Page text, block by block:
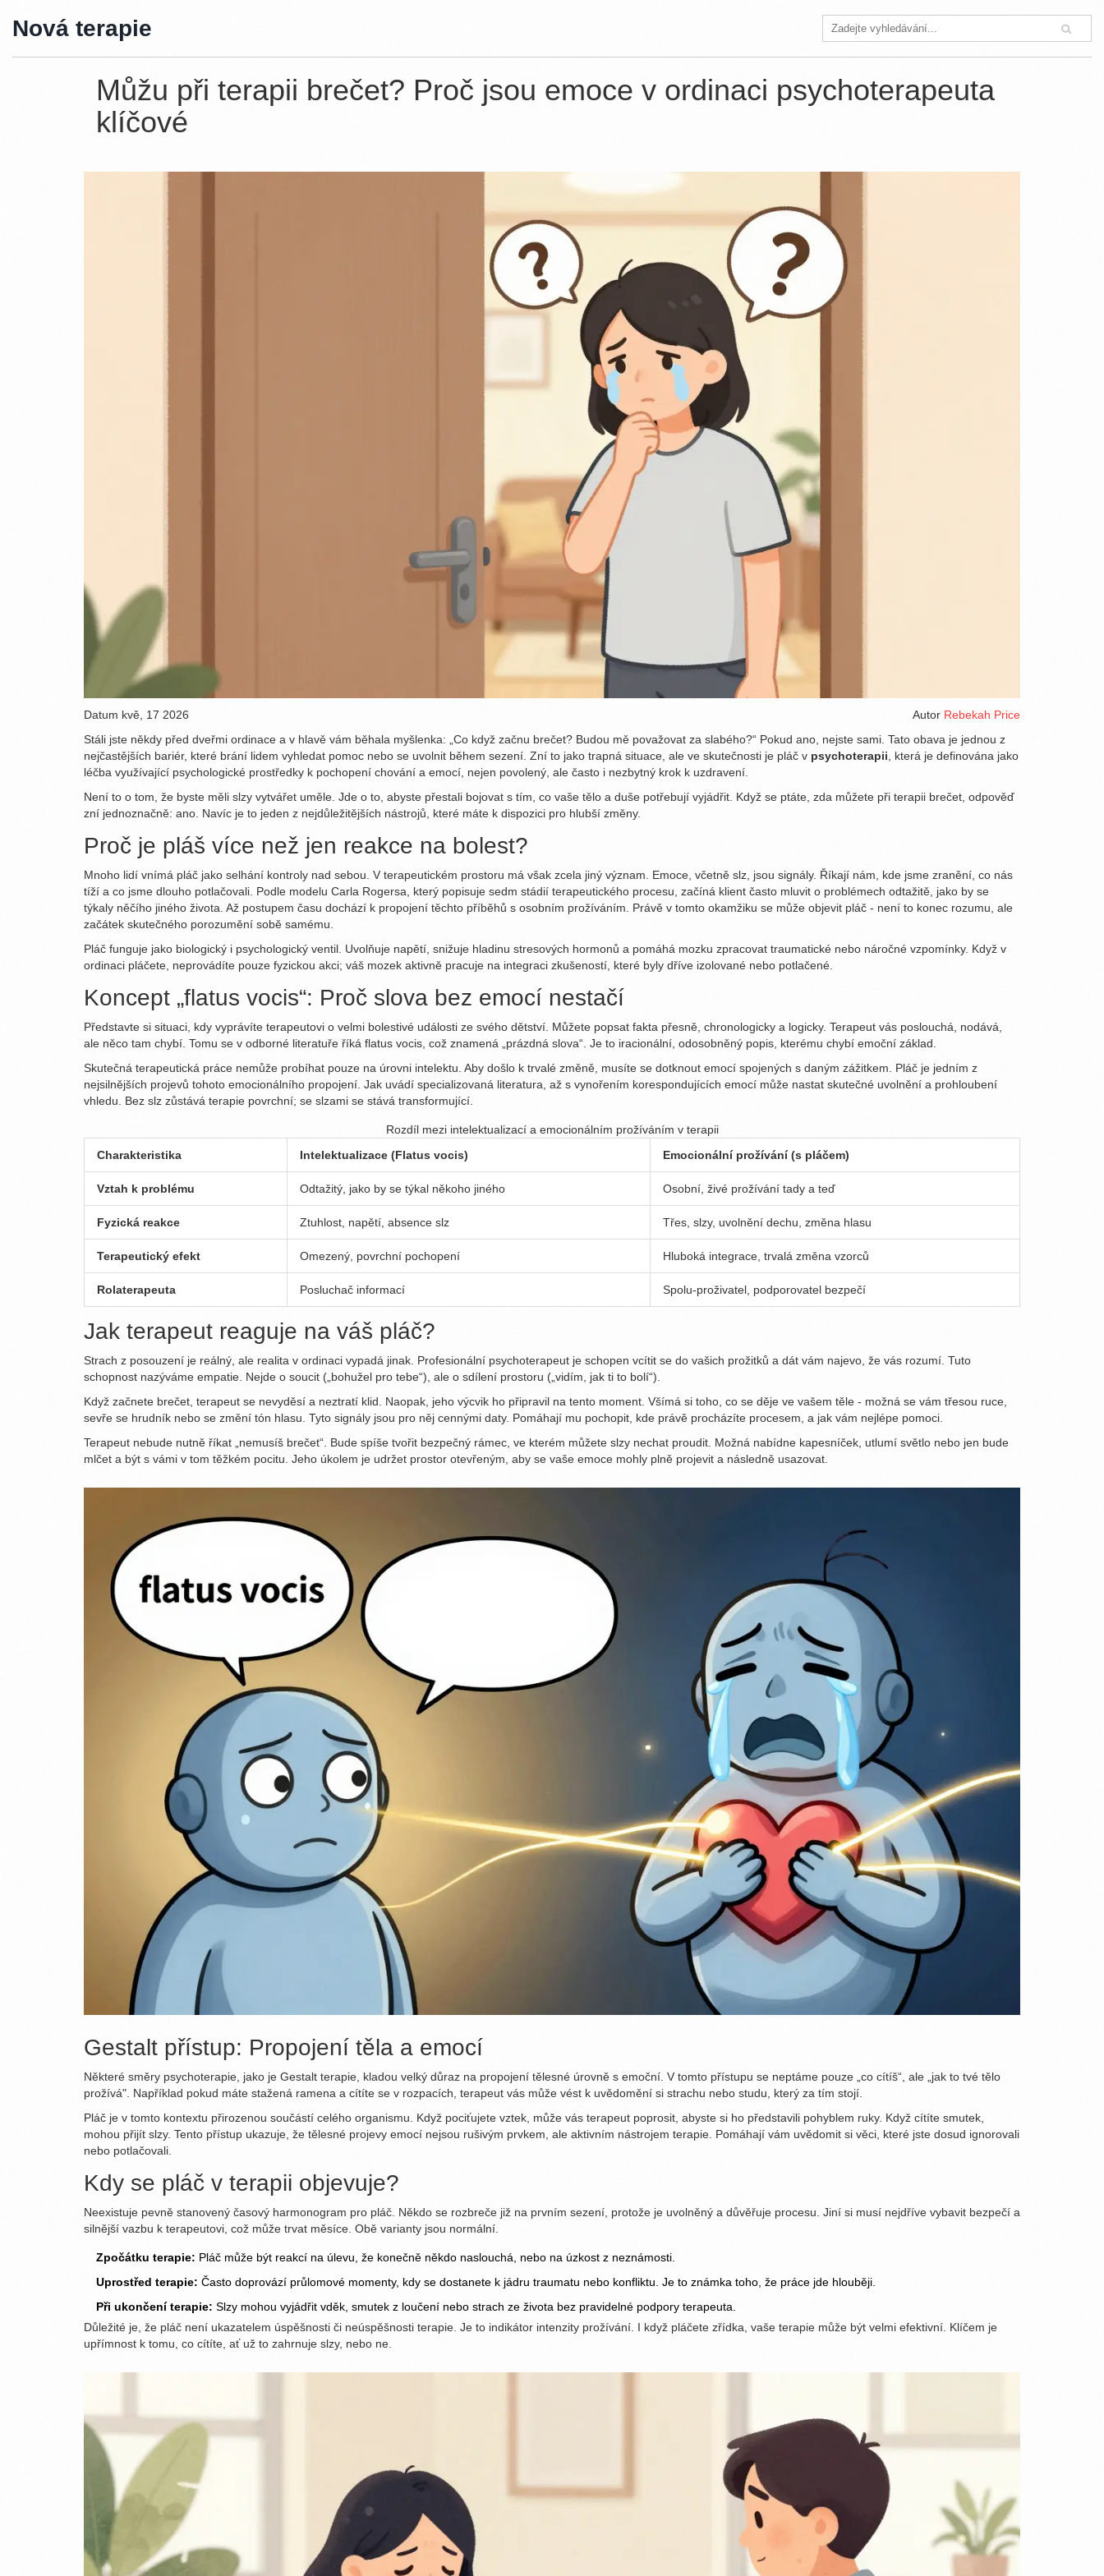
Nová terapie
Můžu při terapii brečet? Proč jsou emoce v ordinaci psychoterapeuta
klíčové
Datum kvě, 17 2026 Autor Rebekah Price
Stáli jste někdy před dveřmi ordinace a v hlavě vám běhala myšlenka: „Co když začnu brečet? Budou mě považovat za slabého?“ Pokud ano, nejste sami. Tato obava je jednou z
nejčastějších bariér, které brání lidem vyhledat pomoc nebo se uvolnit během sezení. Zní to jako trapná situace, ale ve skutečnosti je pláč v psychoterapii, která je definována jako
léčba využívající psychologické prostředky k pochopení chování a emocí, nejen povolený, ale často i nezbytný krok k uzdravení.
Není to o tom, že byste měli slzy vytvářet uměle. Jde o to, abyste přestali bojovat s tím, co vaše tělo a duše potřebují vyjádřit. Když se ptáte, zda můžete při terapii brečet, odpověď
zní jednoznačně: ano. Navíc je to jeden z nejdůležitějších nástrojů, které máte k dispozici pro hlubší změny.
Proč je pláš více než jen reakce na bolest?
Mnoho lidí vnímá pláč jako selhání kontroly nad sebou. V terapeutickém prostoru má však zcela jiný význam. Emoce, včetně slz, jsou signály. Říkají nám, kde jsme zranění, co nás
tíží a co jsme dlouho potlačovali. Podle modelu Carla Rogersa, který popisuje sedm stádií terapeutického procesu, začíná klient často mluvit o problémech odtažitě, jako by se
týkaly něčího jiného života. Až postupem času dochází k propojení těchto příběhů s osobním prožíváním. Právě v tomto okamžiku se může objevit pláč - není to konec rozumu, ale
začátek skutečného porozumění sobě samému.
Pláč funguje jako biologický i psychologický ventil. Uvolňuje napětí, snižuje hladinu stresových hormonů a pomáhá mozku zpracovat traumatické nebo náročné vzpomínky. Když v
ordinaci pláčete, neprovádíte pouze fyzickou akci; váš mozek aktivně pracuje na integraci zkušeností, které byly dříve izolované nebo potlačené.
Koncept „flatus vocis“: Proč slova bez emocí nestačí
Představte si situaci, kdy vyprávíte terapeutovi o velmi bolestivé události ze svého dětství. Můžete popsat fakta přesně, chronologicky a logicky. Terapeut vás poslouchá, nodává,
ale něco tam chybí. Tomu se v odborné literatuře říká flatus vocis, což znamená „prázdná slova“. Je to iracionální, odosobněný popis, kterému chybí emoční základ.
Skutečná terapeutická práce nemůže probíhat pouze na úrovni intelektu. Aby došlo k trvalé změně, musíte se dotknout emocí spojených s daným zážitkem. Pláč je jedním z
nejsilnějších projevů tohoto emocionálního propojení. Jak uvádí specializovaná literatura, až s vynořením korespondujících emocí může nastat skutečné uvolnění a prohloubení
vhledu. Bez slz zůstává terapie povrchní; se slzami se stává transformující.
Rozdíl mezi intelektualizací a emocionálním prožíváním v terapii
Charakteristika
Intelektualizace (Flatus vocis) Emocionální prožívání (s pláčem)
Vztah k problému Odtažitý, jako by se týkal někoho jiného Osobní, živé prožívání tady a teď
Fyzická reakce Ztuhlost, napětí, absence slz Třes, slzy, uvolnění dechu, změna hlasu
Terapeutický efekt Omezený, povrchní pochopení Hluboká integrace, trvalá změna vzorců
Rolaterapeuta Posluchač informací Spolu-proživatel, podporovatel bezpečí
Jak terapeut reaguje na váš pláč?
Strach z posouzení je reálný, ale realita v ordinaci vypadá jinak. Profesionální psychoterapeut je schopen vcítit se do vašich prožitků a dát vám najevo, že vás rozumí. Tuto
schopnost nazýváme empatie. Nejde o soucit („bohužel pro tebe“), ale o sdílení prostoru („vidím, jak ti to bolí“).
Když začnete brečet, terapeut se nevyděsí a neztratí klid. Naopak, jeho výcvik ho připravil na tento moment. Všímá si toho, co se děje ve vašem těle - možná se vám třesou ruce,
sevře se hrudník nebo se změní tón hlasu. Tyto signály jsou pro něj cennými daty. Pomáhají mu pochopit, kde právě procházíte procesem, a jak vám nejlépe pomoci.
Terapeut nebude nutně říkat „nemusíš brečet“. Bude spíše tvořit bezpečný rámec, ve kterém můžete slzy nechat proudit. Možná nabídne kapesníček, utlumí světlo nebo jen bude
mlčet a být s vámi v tom těžkém pocitu. Jeho úkolem je udržet prostor otevřeným, aby se vaše emoce mohly plně projevit a následně usazovat.
Gestalt přístup: Propojení těla a emocí
Některé směry psychoterapie, jako je Gestalt terapie , kladou velký důraz na propojení tělesné úrovně s emoční. V tomto přístupu se neptáme pouze „co cítíš“, ale „jak to tvé tělo
prožívá". Například pokud máte stažená ramena a cítíte se v rozpacích, terapeut vás může vést k uvědomění si strachu nebo studu, který za tím stojí.
Pláč je v tomto kontextu přirozenou součástí celého organismu. Když pociťujete vztek, může vás terapeut poprosit, abyste si ho představili pohyblem ruky. Když cítíte smutek,
mohou přijít slzy. Tento přístup ukazuje, že tělesné projevy emocí nejsou rušivým prvkem, ale aktivním nástrojem terapie. Pomáhají vám uvědomit si věci, které jste dosud ignorovali
nebo potlačovali.
Kdy se pláč v terapii objevuje?
Neexistuje pevně stanovený časový harmonogram pro pláč. Někdo se rozbreče již na prvním sezení, protože je uvolněný a důvěřuje procesu. Jiní si musí nejdříve vybavit bezpečí a
silnější vazbu k terapeutovi, což může trvat měsíce. Obě varianty jsou normální.
Zpočátku terapie: Pláč může být reakcí na úlevu, že konečně někdo naslouchá, nebo na úzkost z neznámosti.
Uprostřed terapie: Často doprovází průlomové momenty, kdy se dostanete k jádru traumatu nebo konfliktu. Je to známka toho, že práce jde hlouběji.
Při ukončení terapie: Slzy mohou vyjádřit vděk, smutek z loučení nebo strach ze života bez pravidelné podpory terapeuta.
Důležité je, že pláč není ukazatelem úspěšnosti či neúspěšnosti terapie. Je to indikátor intenzity prožívání. I když pláčete zřídka, vaše terapie může být velmi efektivní. Klíčem je
upřímnost k tomu, co cítíte, ať už to zahrnuje slzy, nebo ne.